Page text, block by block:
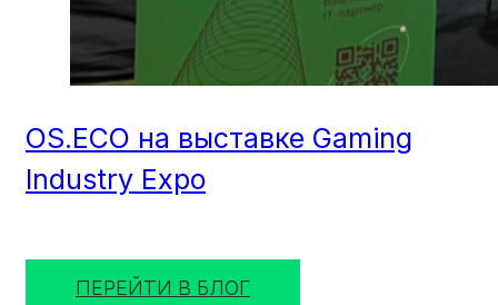
OS.ECO на выставке Gaming
Industry Expo
ПЕРЕЙТИ В БЛОГ